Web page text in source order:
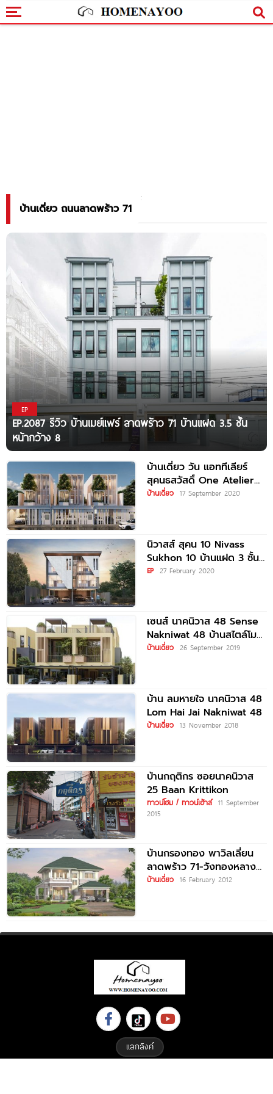
บ้านเดี่ยว ถนนลาดพร้าว 71
EP
EP.2087 รีวิว บ้านเมย์แฟร์ ลาดพร้าว 71 บ้านแฝด 3.5 ชั้น
หน้ากว้าง 8
บ้านเดี่ยว วัน แอททีเลียร์
สุคนธสวัสดิ์ One Atelier
Sukhonthasawat
บ้านเดี่ยว 17 September 2020
นิวาสส์ สุคน 10 Nivass
Sukhon 10 บ้านแฝด 3 ชั้น
4
EP 27 February 2020
เซนส์ นาคนิวาส 48 Sense
Nakniwat 48 บ้านสไตล์โม
เดิร์น 3 ชั้น เริ่ม
บ้านเดี่ยว 26 September 2019
บ้าน ลมหายใจ นาคนิวาส 48
Lom Hai Jai Nakniwat 48
บ้านเดี่ยว 13 November 2018
บ้านกฤติกร ซอยนาคนิวาส
25 Baan Krittikon
ทาวน์โฮม / ทาวน์เฮ้าส์ 11 September
2015
บ้านกรองทอง พาวิลเลี่ยน
ลาดพร้าว 71-วังทองหลาง
Baan Krongthong
บ้านเดี่ยว 16 February 2012
แลกลิงค์